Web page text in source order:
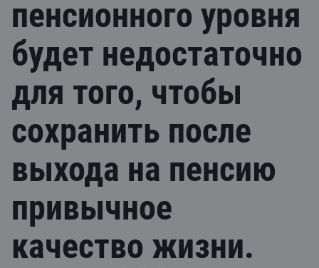
пенсионного уровня
будет недостаточно
для того, чтобы
сохранить после
выхода на пенсию
привычное
качество жизни.